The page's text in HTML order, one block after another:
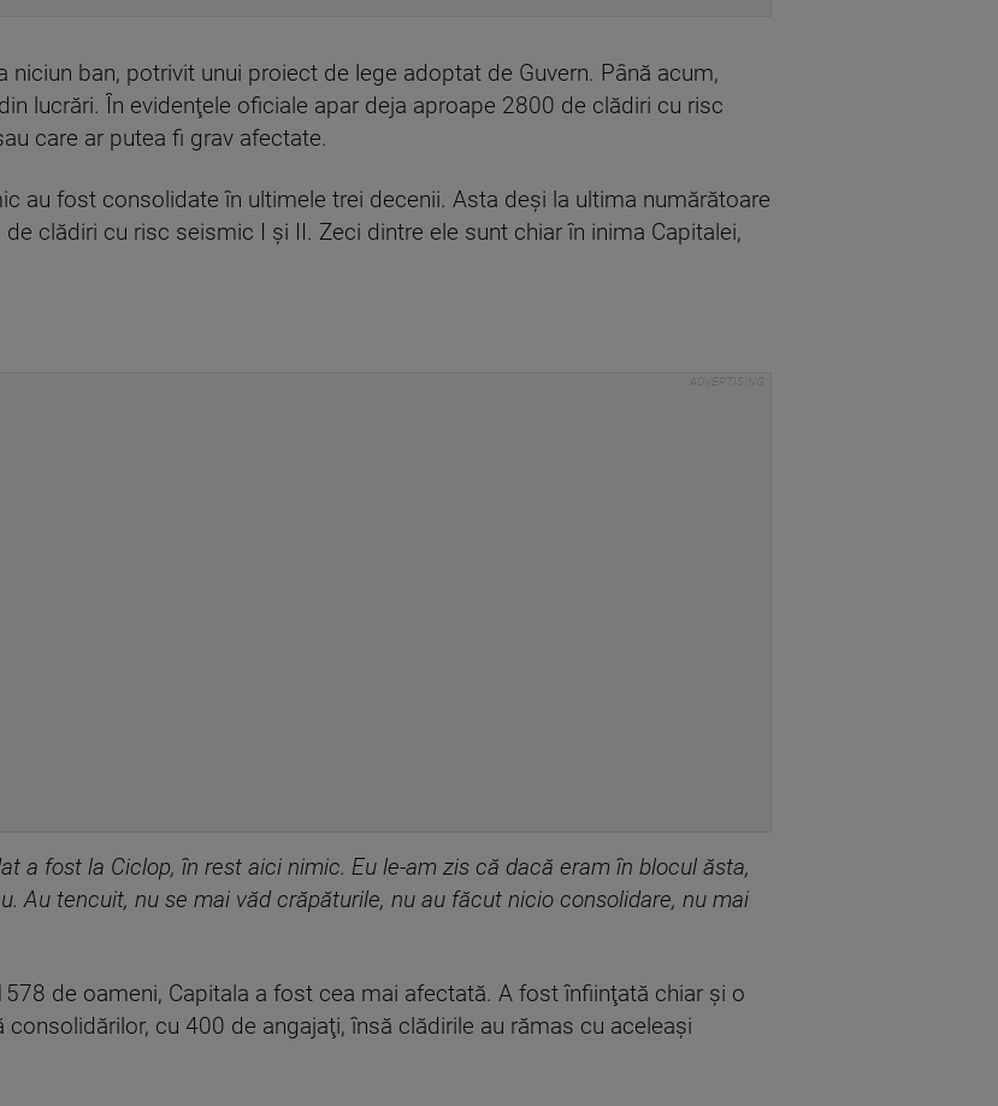
niciun ban, potrivit unui proiect de lege adoptat de Guvern. Până acum,
lucrări. În evidenţele oficiale apar deja aproape 2800 de clădiri cu risc
care ar putea fi grav afectate.
au fost consolidate în ultimele trei decenii. Asta deşi la ultima numărătoare
clădiri cu risc seismic I şi II. Zeci dintre ele sunt chiar în inima Capitalei,
a fost la Ciclop, în rest aici nimic. Eu le-am zis că dacă eram în blocul ăsta,
Au tencuit, nu se mai văd crăpăturile, nu au făcut nicio consolidare, nu mai
de oameni, Capitala a fost cea mai afectată. A fost înfiinţată chiar şi o
cu 400 de angajaţi, însă clădirile au rămas cu aceleaşi